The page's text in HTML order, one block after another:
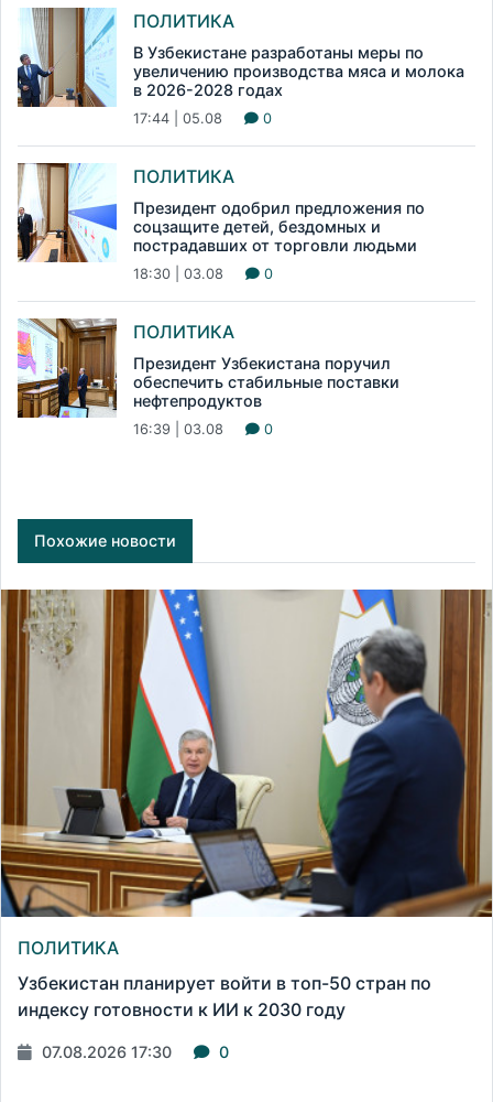
ПОЛИТИКА
В Узбекистане разработаны меры по
увеличению производства мяса и молока
в 2026-2028 годах
17:44 | 05.08 0
ПОЛИТИКА
Президент одобрил предложения по
соцзащите детей, бездомных и
пострадавших от торговли людьми
18:30 | 03.08 0
ПОЛИТИКА
Президент Узбекистана поручил
обеспечить стабильные поставки
нефтепродуктов
16:39 | 03.08 0
Похожие новости
ПОЛИТИКА
Узбекистан планирует войти в топ-50 стран по
индексу готовности к ИИ к 2030 году
07.08.2026 17:30 0